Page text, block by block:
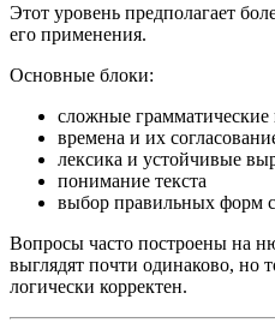
Этот уровень предполагает
его применения.
Основные блоки:
сложные грамматические
времена и их
лексика и устойчивые
понимание текста
выбор правильных форм
Вопросы часто построены на
выглядят почти одинаково, но
логически корректен.